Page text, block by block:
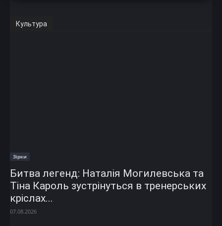
Культура
Зірки
Битва легенд: Наталія Могилевська та
Тіна Кароль зустрінуться в тренерських
кріслах...
07.08.2026